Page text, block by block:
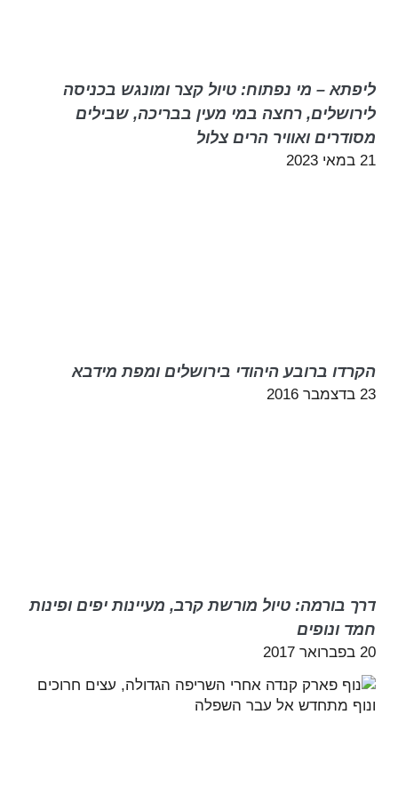
ליפתא – מי נפתוח: טיול קצר ומונגש בכניסה
לירושלים, רחצה במי מעין בבריכה, שבילים
מסודרים ואוויר הרים צלול
21 במאי 2023
הקרדו ברובע היהודי בירושלים ומפת מידבא
23 בדצמבר 2016
דרך בורמה: טיול מורשת קרב, מעיינות יפים ופינות
חמד ונופים
20 בפברואר 2017